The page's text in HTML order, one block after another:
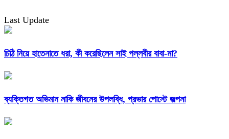
Last Update
চিঠি নিয়ে হাতেনাতে ধরা, কী করেছিলেন সাই পল্লবীর বাবা-মা?
ব্যক্তিগত অভিমান নাকি জীবনের উপলব্ধি, প্রভার পোস্টে জল্পনা